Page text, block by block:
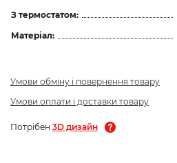
З термостатом:
Матеріал:
Умови обміну і повернення товару
Умови оплати і доставки товару
Потрібен 3D дизайн